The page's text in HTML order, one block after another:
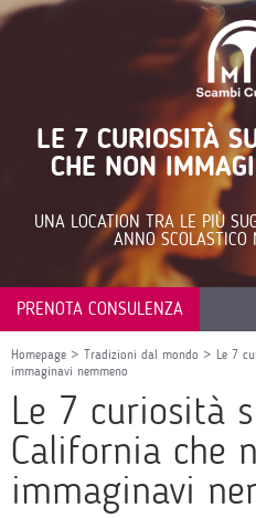
LE 7 CURIOSITÀ
CHE NON
UNA LOCATION TRA LE PIÙ
ANNO SCOLASTICO
PRENOTA CONSULENZA
Homepage > Tradizioni dal mondo > Le 7
immaginavi nemmeno
Le 7 curiosità
California che
immaginavi